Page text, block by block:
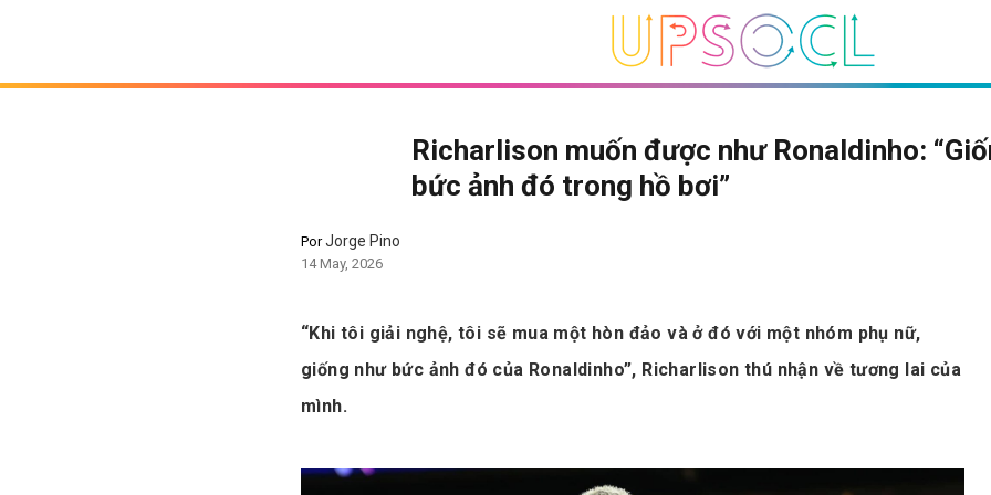
Richarlison muốn được như Ronaldinho:
bức ảnh đó trong hồ bơi”
PorJorge Pino
14 May, 2026
“Khi tôi giải nghệ, tôi sẽ mua một hòn đảo và ở đó với một nhóm phụ nữ,
giống như bức ảnh đó của Ronaldinho”, Richarlison thú nhận về tương lai của
mình.